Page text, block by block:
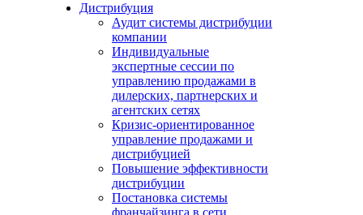
Дистрибуция
Аудит системы дистрибуции
компании
Индивидуальные
экспертные сессии по
управлению продажами в
дилерских, партнерских и
агентских сетях
Кризис-ориентированное
управление продажами и
дистрибуцией
Повышение эффективности
дистрибуции
Постановка системы
франчайзинга в сети